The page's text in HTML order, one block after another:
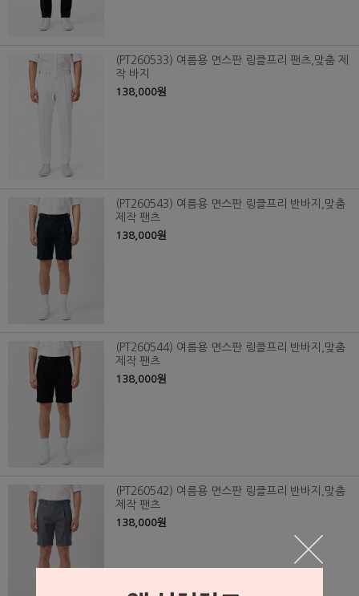
(PT260533) 여름용 면스판 링클프리 팬츠,맞춤 제
작 바지
138,000원
(PT260543) 여름용 면스판 링클프리 반바지,맞춤
제작 팬츠
138,000원
(PT260544) 여름용 면스판 링클프리 반바지,맞춤
제작 팬츠
138,000원
(PT260542) 여름용 면스판 링클프리 반바지,맞춤
제작 팬츠
138,000원